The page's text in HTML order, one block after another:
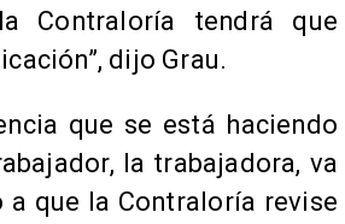
Contraloría tendrá que
dijo Grau.
que se está haciendo
la trabajadora, va
a que la Contraloría revise